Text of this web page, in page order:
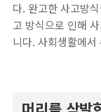
다. 완고한 사고방
고 방식으로 인해
니다. 사회생활에